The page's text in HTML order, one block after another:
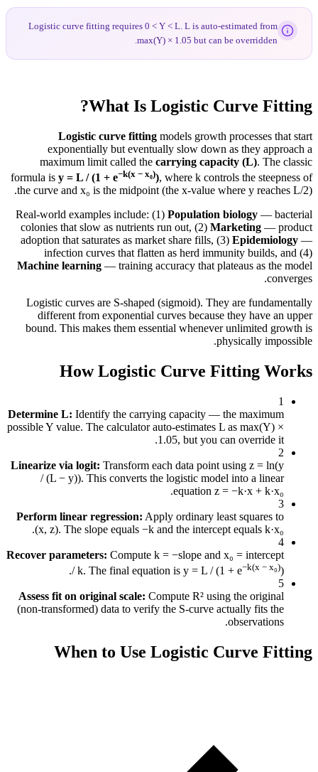
Logistic
formula is
the curve
Real-
adoption
Machine
bound.
Determine
possible Y
Linearize
Perform
Recover
Assess
(non-